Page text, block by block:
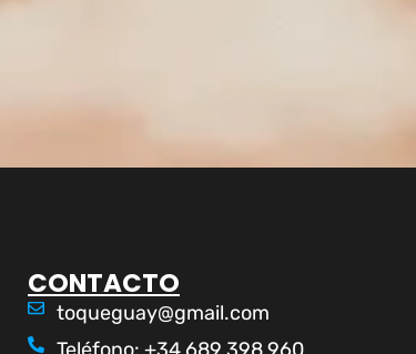
CONTACTO
toqueguay@gmail.com